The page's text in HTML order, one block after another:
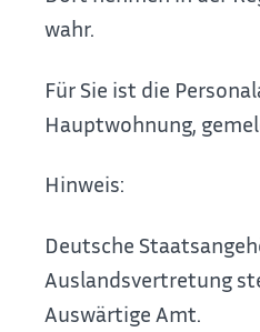
wahr.
Für Sie ist die
Hauptwohnung,
Hinweis:
Deutsche
Auslandsvertretung
Auswärtige Amt.